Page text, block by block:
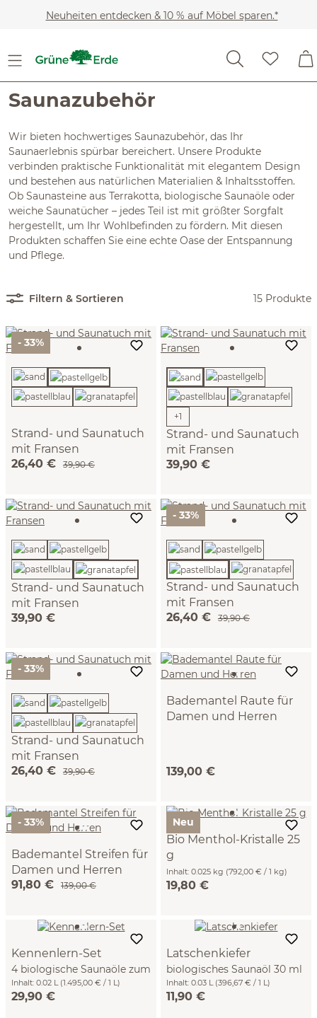
Zum Hauptinhalt springen
Neuheiten entdecken & 10 % auf Möbel sparen.*
Kosmetik Regeneration & Entspannung Saunazubehör
Saunazubehör
Wir bieten hochwertiges Saunazubehör, das Ihr
Saunaerlebnis spürbar bereichert. Unsere Produkte
verbinden praktische Funktionalität mit elegantem Design
und bestehen aus natürlichen Materialien & Inhaltsstoffen.
Ob Saunasteine aus Terrakotta, biologische Saunaöle oder
weiche Saunatücher – jedes Teil ist mit größter Sorgfalt
hergestellt, um Ihr Wohlbefinden zu fördern. Mit diesen
Produkten schaffen Sie eine echte Oase der Entspannung
und Pflege.
Filtern & Sortieren 15 Produkte
- 33%
Strand- und Saunatuch
mit Fransen
90 x 200 cm, 100 %
(pastellgelb)
26,40 € 39,90 €
Strand- und Saunatuch
mit Fransen
90 x 200 cm, 100 %
+1
39,90 €
Strand- und Saunatuch
mit Fransen
90 x 200 cm, 100 %
(granatapfel)
39,90 €
- 33%
Strand- und Saunatuch
mit Fransen
90 x 200 cm, 100 %
(pastellblau)
26,40 € 39,90 €
- 33%
Strand- und Saunatuch
mit Fransen
90 x 200 cm, 100 %
)
26,40 € 39,90 €
Bademantel Raute für
Damen und Herren
139,00 €
- 33%
Bademantel Streifen für
Damen und Herren
100 % Baumwolle, GOTS
91,80 € 139,00 €
Neu
Bio Menthol-Kristalle 25
g
Inhalt: 0.025 kg (792,00 € / 1 kg)
19,80 €
Kennenlern-Set
4 biologische Saunaöle zum
Verwöhnen á 5 ml
Inhalt: 0.02 L (1.495,00 € / 1 L)
29,90 €
Latschenkiefer
biologisches Saunaöl 30 ml
Inhalt: 0.03 L (396,67 € / 1 L)
11,90 €